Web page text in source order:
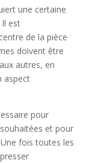
une certaine
est
de la pièce
doivent être
autres, en
aspect
pour
et pour
fois toutes les